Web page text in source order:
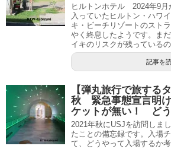
ヒルトンホテル 2024年9月
入っていたヒルトン・ハワ
キ・ビーチリゾートのスト
やく終息したようです。ま
イキのリスクが残っている
記事を
【弾丸旅行で旅する
秋 緊急事態宣言明
ケットが無い！ どう
2021年秋にUSJを訪問しま
たことの備忘録です。入場
て、どうやって入場するか考